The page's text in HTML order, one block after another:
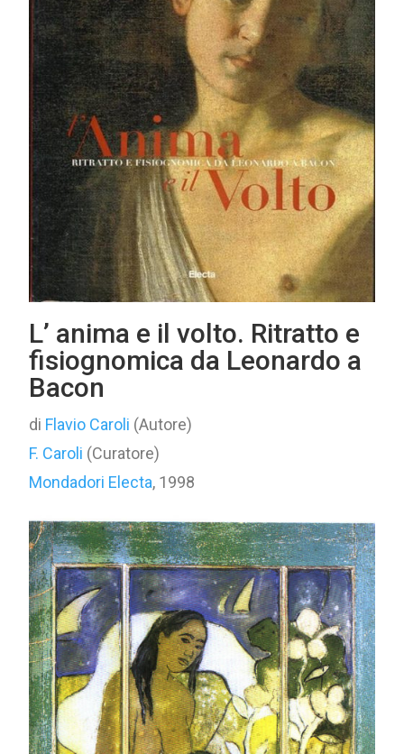
L’ anima e il volto. Ritratto e
fisiognomica da Leonardo a
Bacon
di Flavio Caroli (Autore)
F. Caroli (Curatore)
Mondadori Electa, 1998